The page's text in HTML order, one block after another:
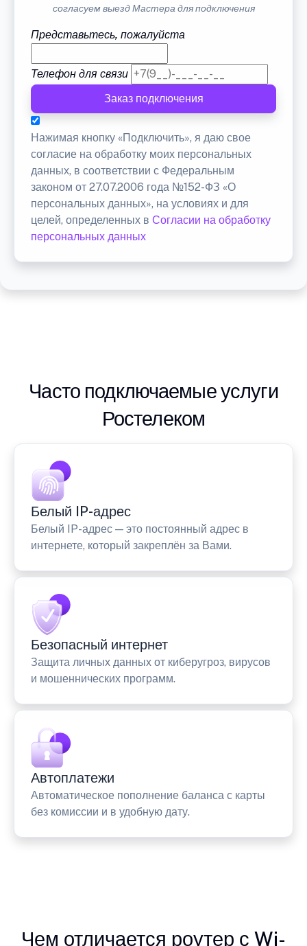
согласуем выезд Мастера для подключения
Представьтесь, пожалуйста
Телефон для связи
Заказ подключения
Нажимая кнопку «Подключить», я даю свое
согласие на обработку моих персональных
данных, в соответствии с Федеральным
законом от 27.07.2006 года №152-ФЗ «О
персональных данных», на условиях и для
целей, определенных в Согласии на обработку
персональных данных
Часто подключаемые услуги
Ростелеком
Белый IP-адрес
Белый IP-адрес — это постоянный адрес в
интернете, который закреплён за Вами.
Безопасный интернет
Защита личных данных от киберугроз, вирусов
и мошеннических программ.
Автоплатежи
Автоматическое пополнение баланса с карты
без комиссии и в удобную дату.
Чем отличается роутер с Wi-